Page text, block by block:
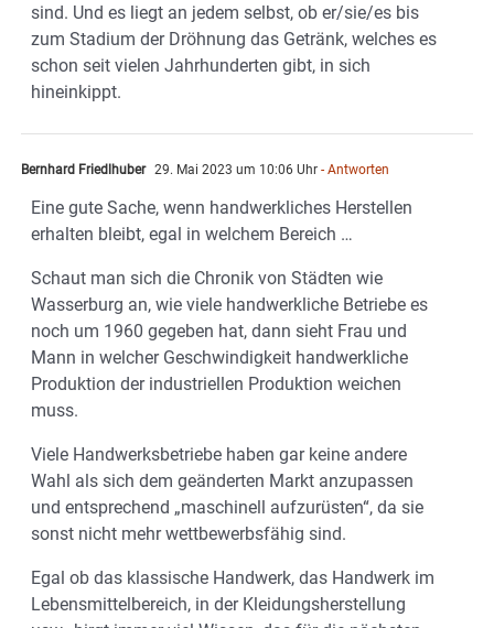
sind. Und es liegt an jedem selbst, ob er/sie/es bis
zum Stadium der Dröhnung das Getränk, welches es
schon seit vielen Jahrhunderten gibt, in sich
hineinkippt.
Bernhard Friedlhuber 29. Mai 2023 um 10:06 Uhr - Antworten
Eine gute Sache, wenn handwerkliches Herstellen
erhalten bleibt, egal in welchem Bereich …
Schaut man sich die Chronik von Städten wie
Wasserburg an, wie viele handwerkliche Betriebe es
noch um 1960 gegeben hat, dann sieht Frau und
Mann in welcher Geschwindigkeit handwerkliche
Produktion der industriellen Produktion weichen
muss.
Viele Handwerksbetriebe haben gar keine andere
Wahl als sich dem geänderten Markt anzupassen
und entsprechend „maschinell aufzurüsten“, da sie
sonst nicht mehr wettbewerbsfähig sind.
Egal ob das klassische Handwerk, das Handwerk im
Lebensmittelbereich, in der Kleidungsherstellung